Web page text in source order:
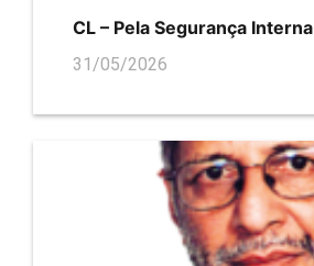
CL – Pela Segurança Interna
31/05/2026